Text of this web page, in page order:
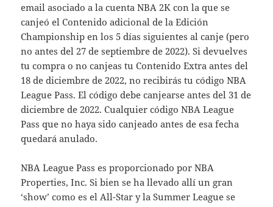
email asociado a la cuenta NBA 2K con la que se
canjeó el Contenido adicional de la Edición
Championship en los 5 días siguientes al canje (pero
no antes del 27 de septiembre de 2022). Si devuelves
tu compra o no canjeas tu Contenido Extra antes del
18 de diciembre de 2022, no recibirás tu código NBA
League Pass. El código debe canjearse antes del 31 de
diciembre de 2022. Cualquier código NBA League
Pass que no haya sido canjeado antes de esa fecha
quedará anulado.
NBA League Pass es proporcionado por NBA
Properties, Inc. Si bien se ha llevado allí un gran
‘show’ como es el All-Star y la Summer League se